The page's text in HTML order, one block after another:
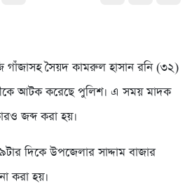
গাঁজাসহ সৈয়দ কামরুল হাসান রনি (৩২)
আটক করেছে পুলিশ। এ সময় মাদক
জব্দ করা হয়।
দিকে উপজেলার সাদ্দাম বাজার
করা হয়।